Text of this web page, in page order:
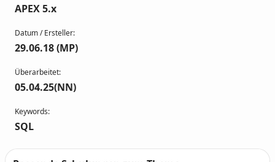
APEX 5.x
Datum / Ersteller:
29.06.18 (MP)
Überarbeitet:
05.04.25(NN)
Keywords:
SQL